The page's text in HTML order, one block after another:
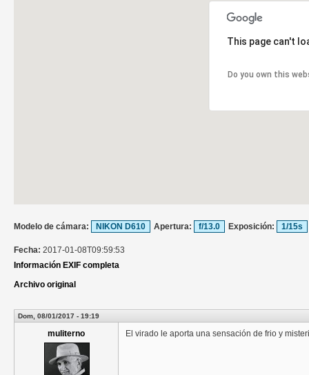
This page can't
Do you own this
Modelo de cámara: NIKON D610 Apertura: f/13.0 Exposición: 1/15s
Fecha: 2017-01-08T09:59:53
Información EXIF completa
Archivo original
Dom, 08/01/2017 - 19:19
muliterno El virado le aporta una sensación de frio y